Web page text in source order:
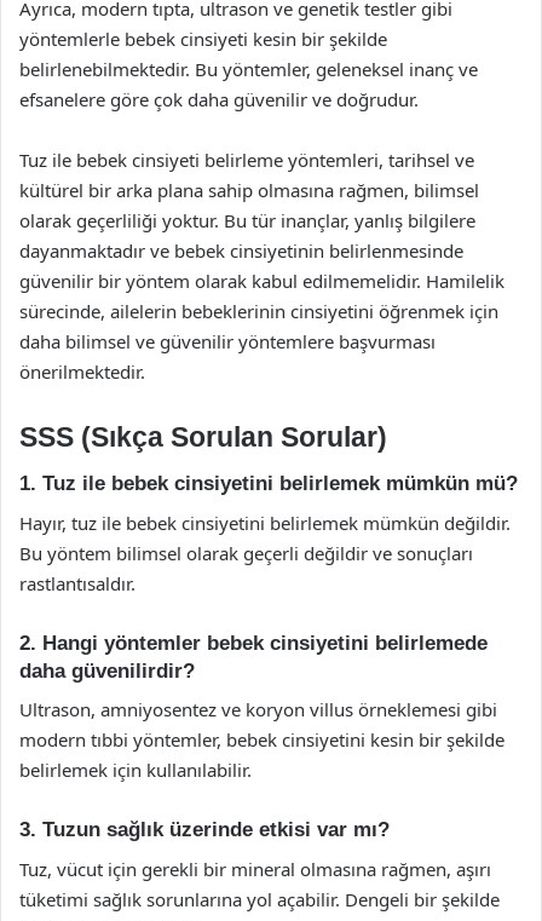
Ayrıca, modern tıpta, ultrason ve genetik testler gibi
yöntemlerle bebek cinsiyeti kesin bir şekilde
belirlenebilmektedir. Bu yöntemler, geleneksel inanç ve
efsanelere göre çok daha güvenilir ve doğrudur.
Tuz ile bebek cinsiyeti belirleme yöntemleri, tarihsel ve
kültürel bir arka plana sahip olmasına rağmen, bilimsel
olarak geçerliliği yoktur. Bu tür inançlar, yanlış bilgilere
dayanmaktadır ve bebek cinsiyetinin belirlenmesinde
güvenilir bir yöntem olarak kabul edilmemelidir. Hamilelik
sürecinde, ailelerin bebeklerinin cinsiyetini öğrenmek için
daha bilimsel ve güvenilir yöntemlere başvurması
önerilmektedir.
SSS (Sıkça Sorulan Sorular)
1. Tuz ile bebek cinsiyetini belirlemek mümkün mü?
Hayır, tuz ile bebek cinsiyetini belirlemek mümkün değildir.
Bu yöntem bilimsel olarak geçerli değildir ve sonuçları
rastlantısaldır.
2. Hangi yöntemler bebek cinsiyetini belirlemede
daha güvenilirdir?
Ultrason, amniyosentez ve koryon villus örneklemesi gibi
modern tıbbi yöntemler, bebek cinsiyetini kesin bir şekilde
belirlemek için kullanılabilir.
3. Tuzun sağlık üzerinde etkisi var mı?
Tuz, vücut için gerekli bir mineral olmasına rağmen, aşırı
tüketimi sağlık sorunlarına yol açabilir. Dengeli bir şekilde